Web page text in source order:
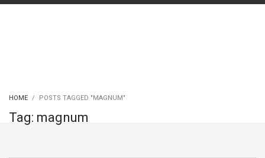
HOME POSTS TAGGED "MAGNUM"
Tag: magnum